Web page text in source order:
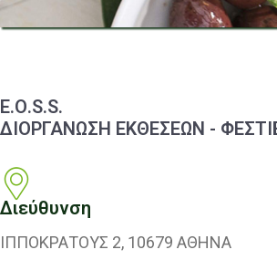
Ε.Ο.S.S.
ΔΙΟΡΓΑΝΩΣΗ ΕΚΘΕΣΕΩΝ -
Διεύθυνση
ΙΠΠΟΚΡΑΤΟΥΣ 2, 10679 ΑΘΗΝΑ